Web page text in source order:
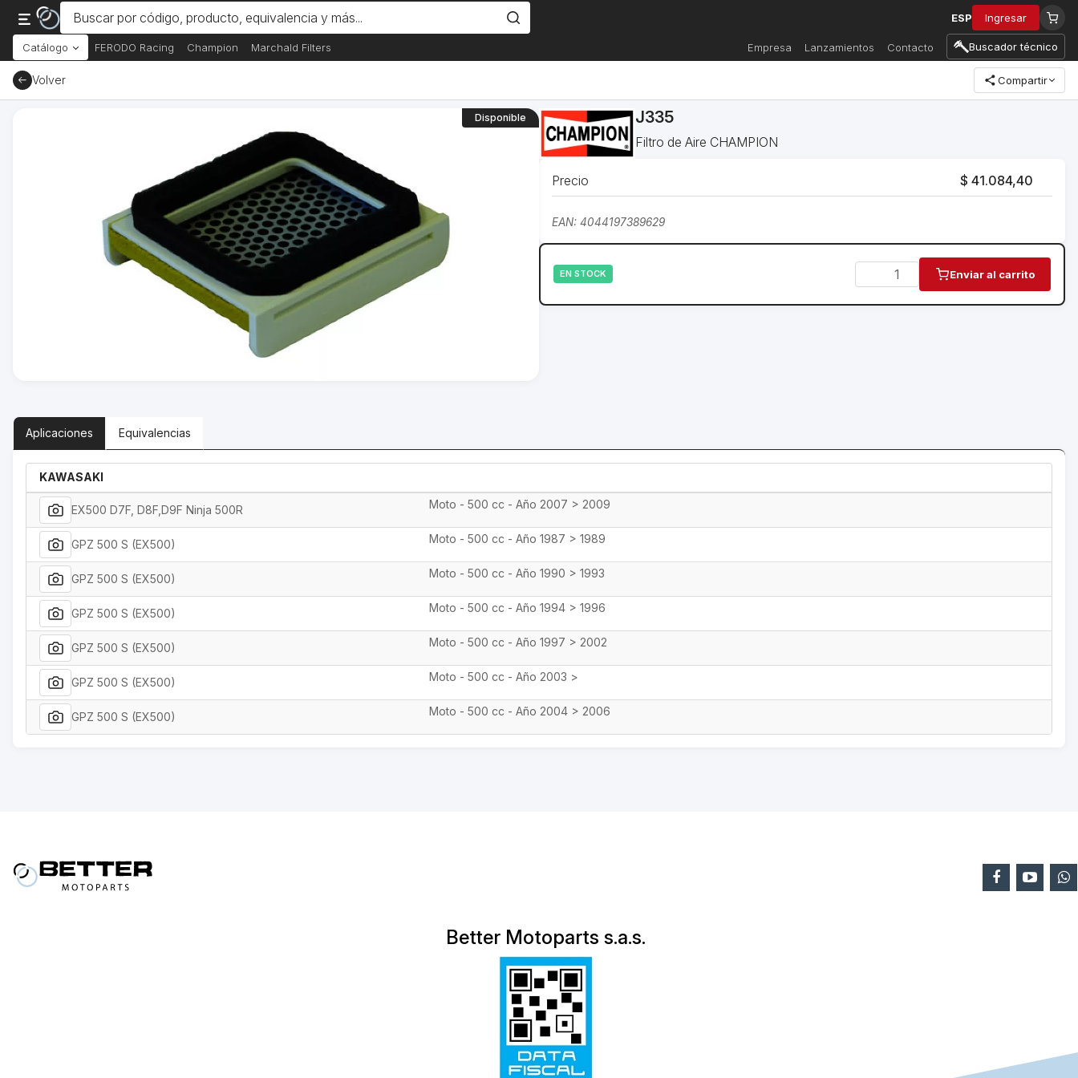
ESP Ingresar
Catálogo FERODO Racing Champion Marchald Filters Empresa Lanzamientos Contacto Buscador técnico
Volver Compartir
Disponible J335
Filtro de Aire CHAMPION
Precio $ 41.084,40
EAN: 4044197389629
EN STOCK Enviar al carrito
Aplicaciones Equivalencias
KAWASAKI
EX500 D7F, D8F,D9F Ninja 500R Moto - 500 cc - Año 2007 > 2009
GPZ 500 S (EX500) Moto - 500 cc - Año 1987 > 1989
GPZ 500 S (EX500) Moto - 500 cc - Año 1990 > 1993
GPZ 500 S (EX500) Moto - 500 cc - Año 1994 > 1996
GPZ 500 S (EX500) Moto - 500 cc - Año 1997 > 2002
GPZ 500 S (EX500) Moto - 500 cc - Año 2003 >
GPZ 500 S (EX500) Moto - 500 cc - Año 2004 > 2006
Better Motoparts s.a.s.